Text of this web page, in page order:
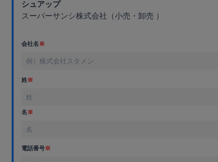
シュアップ
スーパーサンシ株式会社（小売・卸売 ）
会社名※
姓※
名※
電話番号※